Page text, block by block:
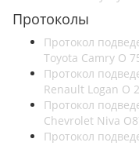
Протоколы
Протокол
Toyota Camry О
Протокол
Renault Logan О
Протокол
Chevrolet Niva
Протокол